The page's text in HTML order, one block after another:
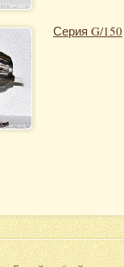
Серия G/150